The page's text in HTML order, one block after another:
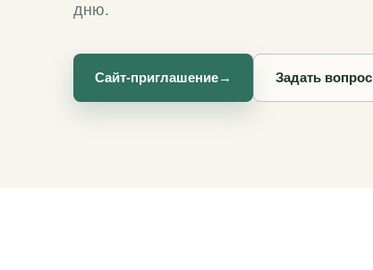
дню.
Сайт-приглашение→ Задать вопрос